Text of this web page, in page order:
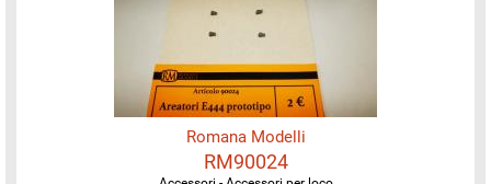
Romana Modelli
RM90024